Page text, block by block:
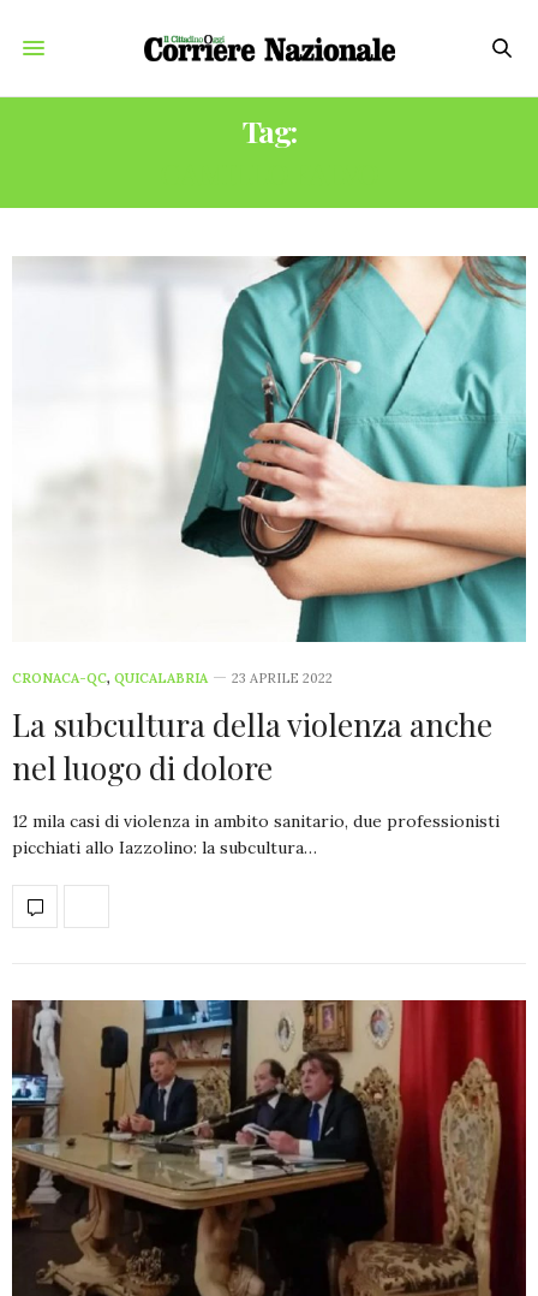
Tag:
CRONACA-QC, QUICALABRIA 23 APRILE 2022
La subcultura della violenza anche
nel luogo di dolore
12 mila casi di violenza in ambito sanitario, due professionisti
picchiati allo Iazzolino: la subcultura…